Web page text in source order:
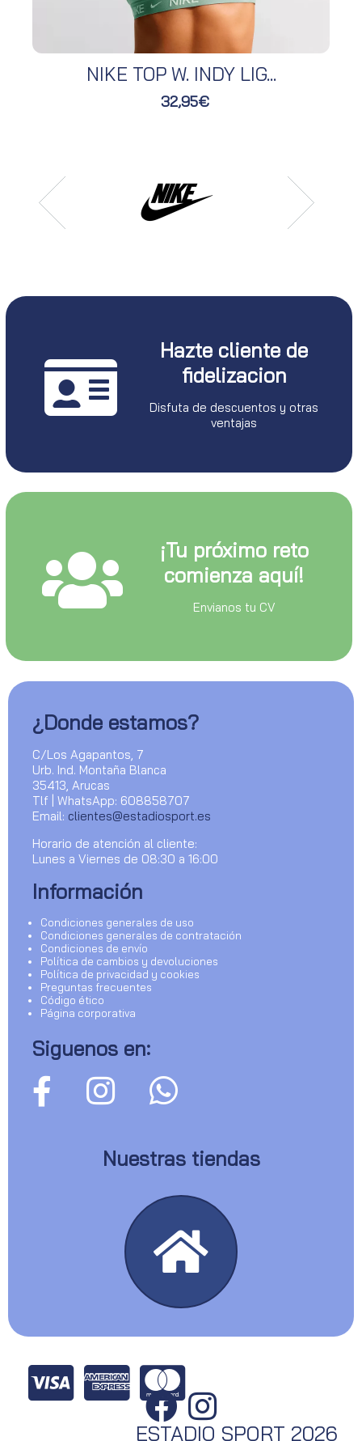
NIKE TOP W. INDY LIG...
32,95€
Hazte cliente de
fidelizacion
Disfuta de descuentos y otras
ventajas
¡Tu próximo reto
comienza aquí!
Envianos tu CV
¿Donde estamos?
C/Los Agapantos, 7
Urb. Ind. Montaña Blanca
35413, Arucas
Tlf | WhatsApp: 608858707
Email: clientes@estadiosport.es
Horario de atención al cliente:
Lunes a Viernes de 08:30 a 16:00
Información
Condiciones generales de uso
Condiciones generales de contratación
Condiciones de envío
Política de cambios y devoluciones
Política de privacidad y cookies
Preguntas frecuentes
Código ético
Página corporativa
Siguenos en:
Nuestras tiendas
ESTADIO SPORT 2026